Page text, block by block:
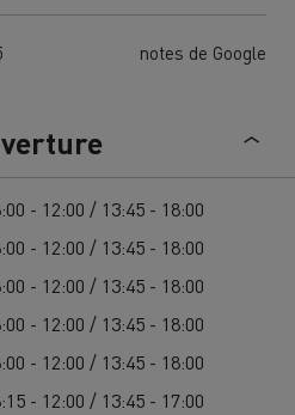
notes de Google
- 12:00 / 13:45 - 18:00
- 12:00 / 13:45 - 18:00
- 12:00 / 13:45 - 18:00
- 12:00 / 13:45 - 18:00
- 12:00 / 13:45 - 18:00
- 12:00 / 13:45 - 17:00